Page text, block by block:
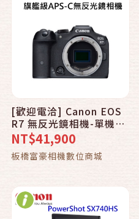
[歡迎電洽] Canon EOS
R7 無反光鏡相機-單機身
Body~台灣佳能公司貨
NT$41,900
板橋富豪相機數位商城